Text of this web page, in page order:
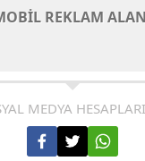
REKLAM
MEDYA